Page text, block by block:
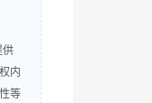
供
内
等